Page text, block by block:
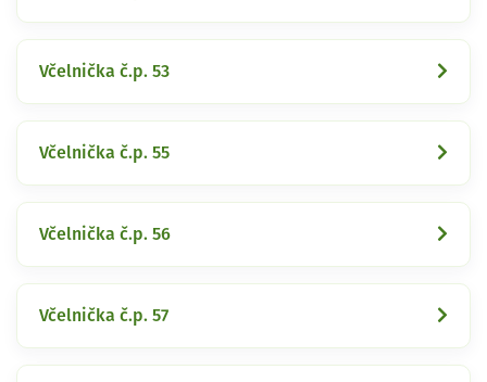
Včelnička č.p. 53
Včelnička č.p. 55
Včelnička č.p. 56
Včelnička č.p. 57